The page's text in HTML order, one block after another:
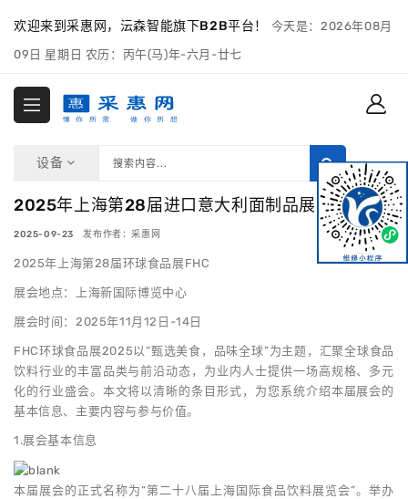
欢迎来到采惠网，沄森智能旗下B2B平台！ 今天是：2026年08月
09日 星期日 农历：丙午(马)年-六月-廿七
设备
2025年上海第28届进口意大利面制品展览会-FHC
2025-09-23 发布作者：采惠网
2025年上海第28届环球食品展FHC
展会地点：上海新国际博览中心
展会时间：2025年11月12日-14日
FHC环球食品展2025以“甄选美食，品味全球”为主题，汇聚全球食品
饮料行业的丰富品类与前沿动态，为业内人士提供一场高规格、多元
化的行业盛会。本文将以清晰的条目形式，为您系统介绍本届展会的
基本信息、主要内容与参与价值。
1.展会基本信息
本届展会的正式名称为“第二十八届上海国际食品饮料展览会”。举办